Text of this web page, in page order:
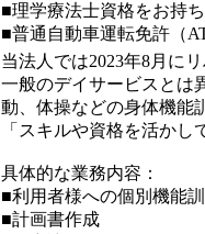
■理学療法士資格をお持
■普通自動車運転免許（
当法人では2023年8月に
一般のデイサービスとは
動、体操などの身体機能
「スキルや資格を活か
具体的な業務内容：
■利用者様への個別機能
■計画書作成